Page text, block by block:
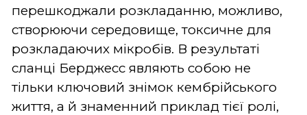
перешкоджали розкладанню, можливо,
створюючи середовище, токсичне для
розкладаючих мікробів. В результаті
сланці Берджесс являють собою не
тільки ключовий знімок кембрійського
життя, а й знаменний приклад тієї ролі,